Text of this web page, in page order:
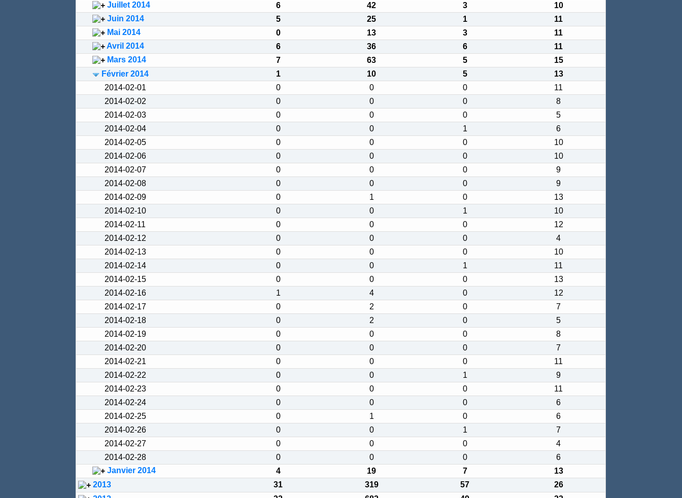
Juillet 2014
6 42 3
10
Juin 2014
5 25 1
11
Mai 2014
0 13 3
11
Avril 2014
6 36 6
11
Mars 2014
7 63 5
15
Février 2014
1 10 5
13
2014-02-01
0 0 0
11
2014-02-02
0 0 0
8
2014-02-03
0 0 0
5
2014-02-04
0 0 1
6
2014-02-05
0 0 0
10
2014-02-06
0 0 0
10
2014-02-07
0 0 0
9
2014-02-08
0 0 0
9
2014-02-09
0 1 0
13
2014-02-10
0 0 1
10
2014-02-11
0 0 0
12
2014-02-12
0 0 0
4
2014-02-13
0 0 0
10
2014-02-14
0 0 1
11
2014-02-15
0 0 0
13
2014-02-16
1 4 0
12
2014-02-17
0 2 0
7
2014-02-18
0 2 0
5
2014-02-19
0 0 0
8
2014-02-20
0 0 0
7
2014-02-21
0 0 0
11
2014-02-22
0 0 1
9
2014-02-23
0 0 0
11
2014-02-24
0 0 0
6
2014-02-25
0 1 0
6
2014-02-26
0 0 1
7
2014-02-27
0 0 0
4
2014-02-28
0 0 0
6
Janvier 2014
4 19 7
13
2013
31 319 57
26